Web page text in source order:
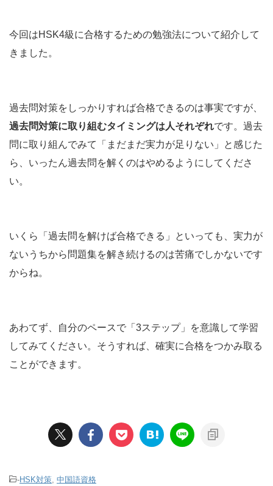
今回はHSK4級に合格するための勉強法について紹介して
きました。
過去問対策をしっかりすれば合格できるのは事実ですが、
過去問対策に取り組むタイミングは人それぞれです。過去
問に取り組んでみて「まだまだ実力が足りない」と感じた
ら、いったん過去問を解くのはやめるようにしてくださ
い。
いくら「過去問を解けば合格できる」といっても、実力が
ないうちから問題集を解き続けるのは苦痛でしかないです
からね。
あわてず、自分のペースで「3ステップ」を意識して学習
してみてください。そうすれば、確実に合格をつかみ取る
ことができます。
-HSK対策, 中国語資格